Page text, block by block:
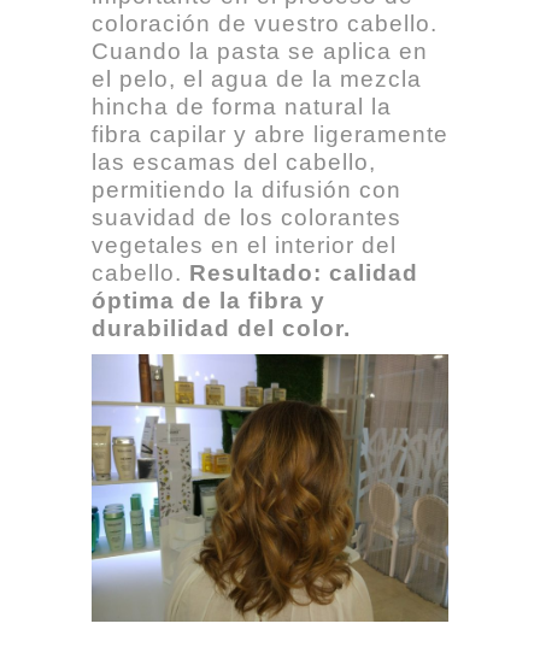
coloración de vuestro cabello.
Cuando la pasta se aplica en
el pelo, el agua de la mezcla
hincha de forma natural la
fibra capilar y abre ligeramente
las escamas del cabello,
permitiendo la difusión con
suavidad de los colorantes
vegetales en el interior del
cabello. Resultado: calidad
óptima de la fibra y
durabilidad del color.